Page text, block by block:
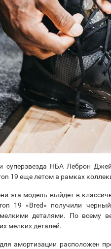
суперзвезда НБА Леброн
19 еще летом в рамках
эта модель выйдет в
19 «Bred» получили
деталями. По всему
мелких деталей.
амортизации расположен